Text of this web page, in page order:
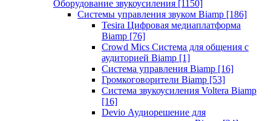
Оборудование звукоусиления [1150]
Системы управления звуком Biamp [186]
Tesira Цифровая медиаплатформа
Biamp [76]
Crowd Mics Система для общения с
аудиторией Biamp [1]
Система управления Biamp [16]
Громкоговорители Biamp [53]
Система звукоусиления Voltera Biamp
[16]
Devio Аудиорешение для